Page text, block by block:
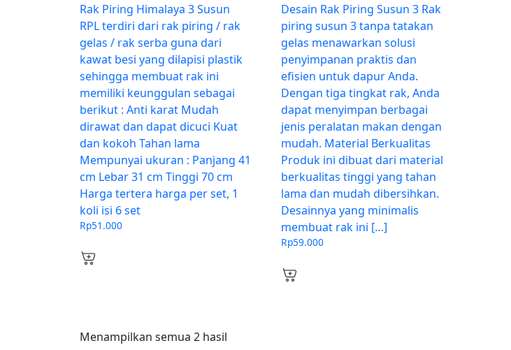
Rak Piring Himalaya 3 Susun
RPL terdiri dari rak piring / rak
gelas / rak serba guna dari
kawat besi yang dilapisi plastik
sehingga membuat rak ini
memiliki keunggulan sebagai
berikut : Anti karat Mudah
dirawat dan dapat dicuci Kuat
dan kokoh Tahan lama
Mempunyai ukuran : Panjang 41
cm Lebar 31 cm Tinggi 70 cm
Harga tertera harga per set, 1
koli isi 6 set
Rp51.000
Desain Rak Piring Susun 3 Rak
piring susun 3 tanpa tatakan
gelas menawarkan solusi
penyimpanan praktis dan
efisien untuk dapur Anda.
Dengan tiga tingkat rak, Anda
dapat menyimpan berbagai
jenis peralatan makan dengan
mudah. Material Berkualitas
Produk ini dibuat dari material
berkualitas tinggi yang tahan
lama dan mudah dibersihkan.
Desainnya yang minimalis
membuat rak ini […]
Rp59.000
Menampilkan semua 2 hasil